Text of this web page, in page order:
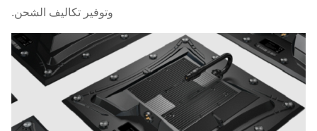
وتوفير تكاليف الشحن.